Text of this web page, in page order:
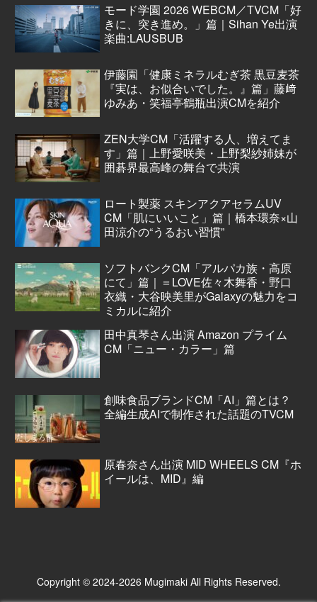
モード学園 2026 WEBCM／TVCM「好
きに、突き進め。」篇｜Sihan Ye出演
楽曲:LAUSBUB
伊藤園「健康ミネラルむぎ茶 黒豆麦茶
『実は、お似合いでした。』篇」藤﨑
ゆみあ・笑福亭鶴瓶出演CMを紹介
ZEN大学CM「活躍する人、増えてま
す」篇｜上野愛咲美・上野梨紗姉妹が
囲碁界最高峰の舞台で共演
ロート製薬 スキンアクアセラムUV
CM「肌にいいこと」篇｜橋本環奈×山
田涼介の“うるおい習慣”
ソフトバンクCM「アルパカ族・高原
にて」篇｜＝LOVE佐々木舞香・野口
衣織・大谷映美里がGalaxyの魅力をコ
ミカルに紹介
田中真琴さん出演 Amazon プライム
CM「ニュー・カラー」篇
創味食品ブランドCM「AI」篇とは？
全編生成AIで制作された話題のTVCM
原春奈さん出演 MID WHEELS CM『ホ
イールは、MID』編
Copyright © 2024-2026 Mugimaki All Rights Reserved.